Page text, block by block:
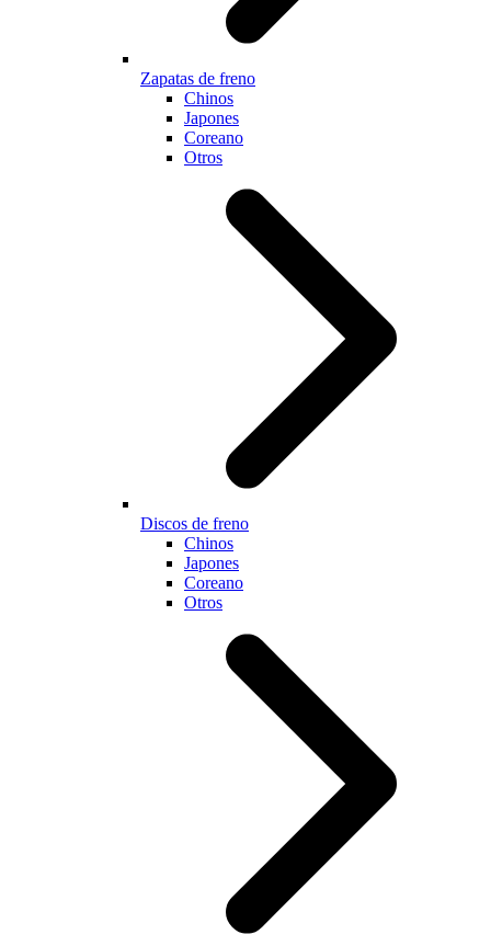
Zapatas de freno
Chinos
Japones
Coreano
Otros
Discos de freno
Chinos
Japones
Coreano
Otros